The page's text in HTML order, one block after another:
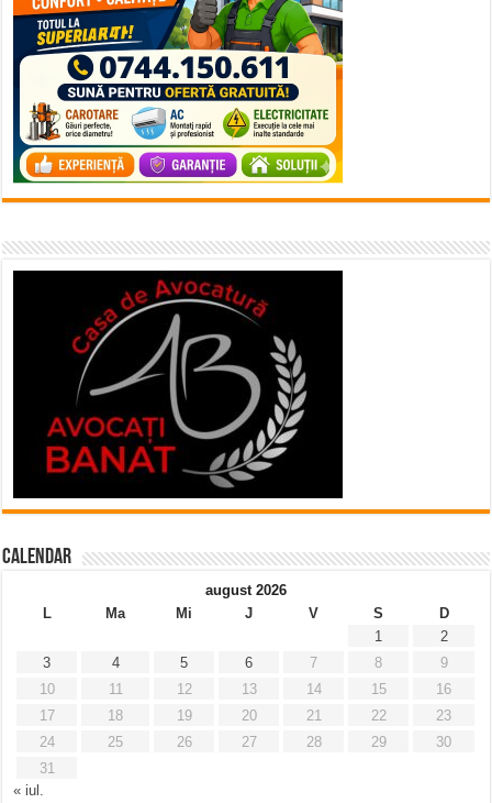
Calendar
august 2026
L
Ma Mi J V S
D
1
2
3
4 5 6 7 8
9
10
11 12 13 14 15
16
17
18 19 20 21 22
23
24
25 26 27 28 29
30
31
« iul.